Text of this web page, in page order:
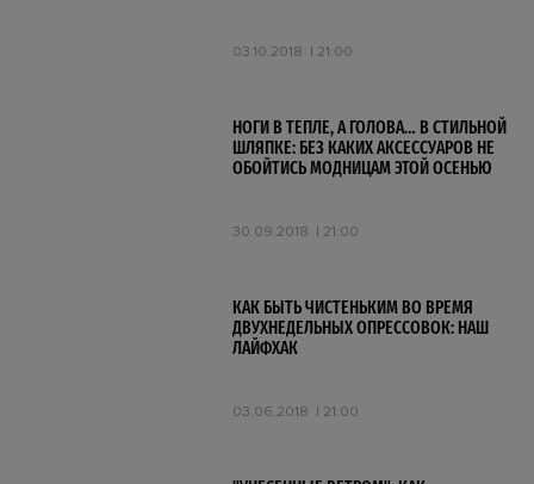
03.10.2018 21:00
НОГИ В ТЕПЛЕ, А ГОЛОВА… В СТИЛЬНОЙ
ШЛЯПКЕ: БЕЗ КАКИХ АКСЕССУАРОВ НЕ
ОБОЙТИСЬ МОДНИЦАМ ЭТОЙ ОСЕНЬЮ
30.09.2018 21:00
КАК БЫТЬ ЧИСТЕНЬКИМ ВО ВРЕМЯ
ДВУХНЕДЕЛЬНЫХ ОПРЕССОВОК: НАШ
ЛАЙФХАК
03.06.2018 21:00